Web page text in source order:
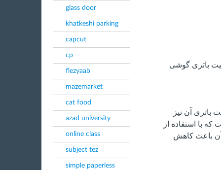
glass door
khatkeshi parking
capcut
cp
flezyaab
mazemarket
cat food
azad university
online class
subject tez
simple paperless
باتری گوشی
باتری آن نیز
با استفاده از
باعث کاهش